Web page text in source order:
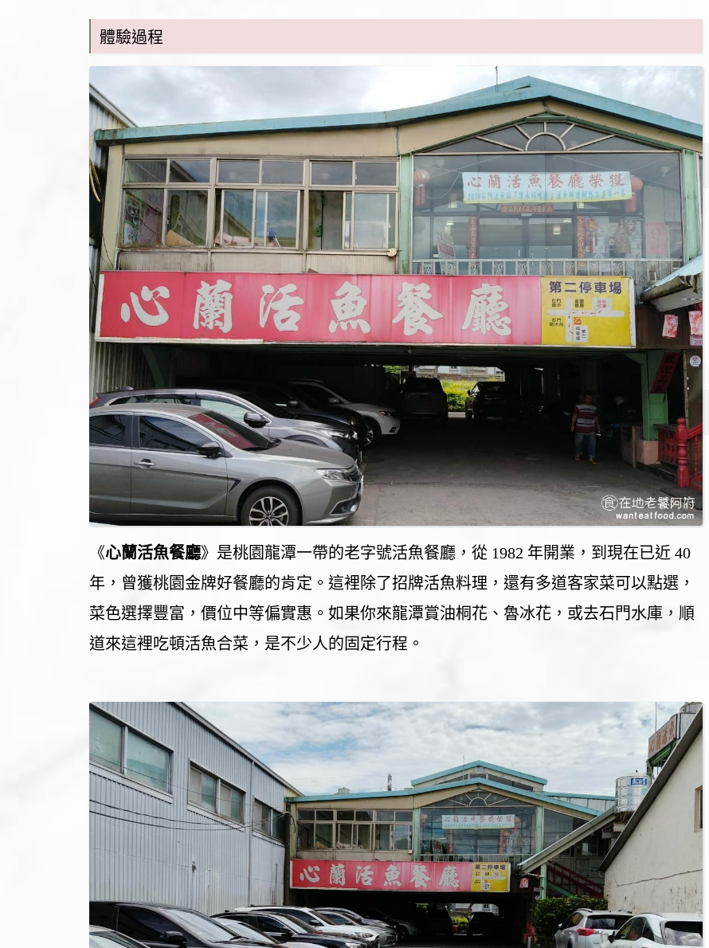
體驗過程
《心蘭活魚餐廳》是桃園龍潭一帶的老字號活魚餐廳，從 1982 年開業，到現在已近 40
年，曾獲桃園金牌好餐廳的肯定。這裡除了招牌活魚料理，還有多道客家菜可以點選，
菜色選擇豐富，價位中等偏實惠。如果你來龍潭賞油桐花、魯冰花，或去石門水庫，順
道來這裡吃頓活魚合菜，是不少人的固定行程。